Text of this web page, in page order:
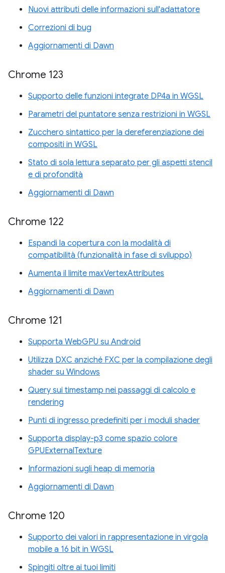
Nuovi attributi delle informazioni sull'adattatore
Correzioni di bug
Aggiornamenti di Dawn
Chrome 123
Supporto delle funzioni integrate DP4a in WGSL
Parametri del puntatore senza restrizioni in WGSL
Zucchero sintattico per la dereferenziazione dei
compositi in WGSL
Stato di sola lettura separato per gli aspetti stencil
e di profondità
Aggiornamenti di Dawn
Chrome 122
Espandi la copertura con la modalità di
compatibilità (funzionalità in fase di sviluppo)
Aumenta il limite maxVertexAttributes
Aggiornamenti di Dawn
Chrome 121
Supporta WebGPU su Android
Utilizza DXC anziché FXC per la compilazione degli
shader su Windows
Query sui timestamp nei passaggi di calcolo e
rendering
Punti di ingresso predefiniti per i moduli shader
Supporta display-p3 come spazio colore
GPUExternalTexture
Informazioni sugli heap di memoria
Aggiornamenti di Dawn
Chrome 120
Supporto dei valori in rappresentazione in virgola
mobile a 16 bit in WGSL
Spingiti oltre ai tuoi limiti